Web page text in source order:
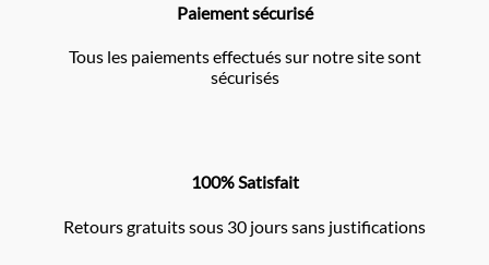
Paiement sécurisé
Tous les paiements effectués sur notre site sont
sécurisés
100% Satisfait
Retours gratuits sous 30 jours sans justifications